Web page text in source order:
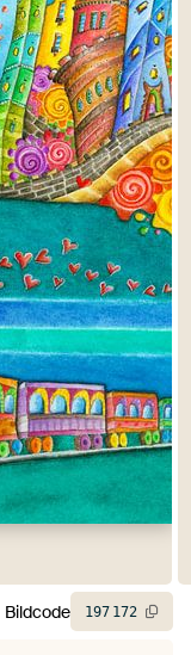
Bildcode 197 172